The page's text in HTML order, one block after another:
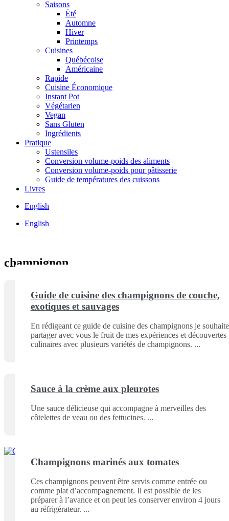
Saisons
Été
Automne
Hiver
Printemps
Cuisines
Québécoise
Américaine
Rapide
Cuisine Économique
Instant Pot
Végétarien
Vegan
Sans Gluten
Ingrédients
Pratique
Ustensiles
Conversion volume-poids des aliments
Conversion volume-poids pour pâtisserie
Guide de températures des cuissons
Livres
English
English
champignon
Guide de cuisine des champignons de couche,
exotiques et sauvages
En rédigeant ce guide de cuisine des champignons je souhaite
partager avec vous le fruit de mes expériences et découvertes
culinaires avec plusieurs variétés de champignons.
Sauce à la crème aux pleurotes
Une sauce délicieuse qui accompagne à merveilles des
côtelettes de veau ou des fettucines.
Champignons marinés aux tomates
Ces champignons peuvent être servis comme entrée ou
comme plat d’accompagnement. Il est possible de les
préparer à l’avance et on peut les conserver environ 4 jours
au réfrigérateur.